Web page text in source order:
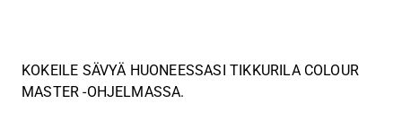
KOKEILE SÄVYÄ HUONEESSASI TIKKURILA COLOUR
MASTER -OHJELMASSA.